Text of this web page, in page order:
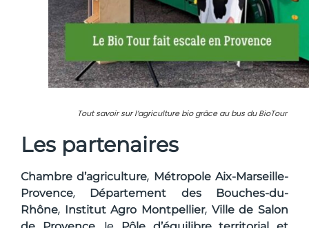
Tout savoir sur l’agriculture bio grâce au bus du BioTour
Les partenaires
Chambre d’agriculture, Métropole Aix-Marseille-
Provence,
Département des Bouches-du-
Rhône, Institut Agro Montpellier, Ville de Salon